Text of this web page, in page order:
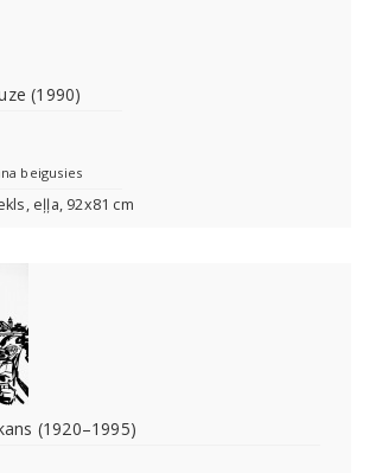
(1990)
beigusies
eļļa, 92x81 cm
(1920–1995)